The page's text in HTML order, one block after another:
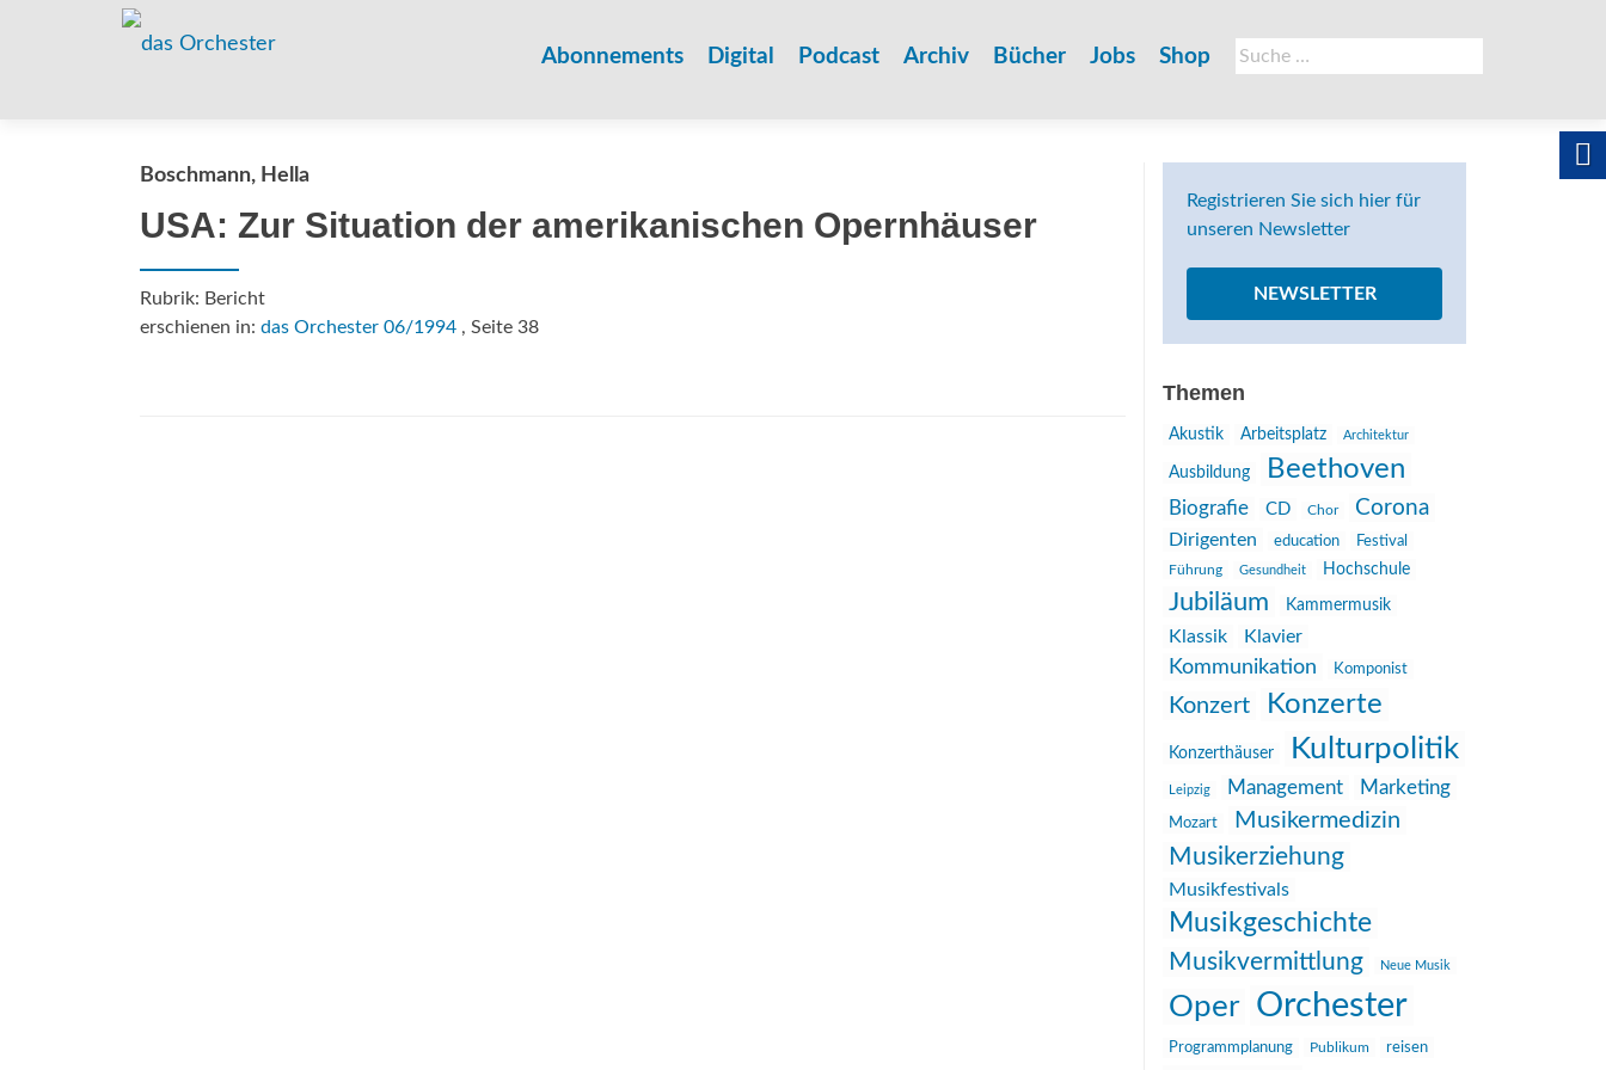
Suche
nach:
Abonnements Digital Podcast Archiv Bücher Jobs Shop
Boschmann, Hella
USA: Zur Situation der amerikanischen Opernhäuser
Rubrik: Bericht
erschienen in: das Orchester 06/1994 , Seite 38
Registrieren Sie sich hier für
unseren Newsletter
NEWSLETTER
Themen
Akustik Arbeitsplatz Architektur
Ausbildung Beethoven
Biografie CD Chor Corona
Dirigenten education
Festival
Führung
Gesundheit Hochschule
Jubiläum Kammermusik
Klassik Klavier
Kommunikation Komponist
Konzert Konzerte
Konzerthäuser Kulturpolitik
Leipzig Management Marketing
Mozart Musikermedizin
Musikerziehung
Musikfestivals
Musikgeschichte
Musikvermittlung Neue Musik
Oper Orchester
Programmplanung Publikum reisen